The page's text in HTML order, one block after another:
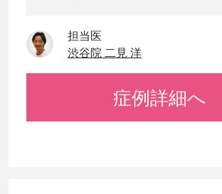
担当医
渋谷院 二見 洋
症例詳細へ